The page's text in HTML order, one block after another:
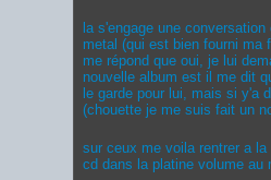
la s'engage une
metal (qui est bien fourni ma
me répond que oui, je lui
nouvelle album est il me dit
le garde pour lui, mais si y'a
(chouette je me suis fait un
sur ceux me voila rentrer a
cd dans la platine volume au